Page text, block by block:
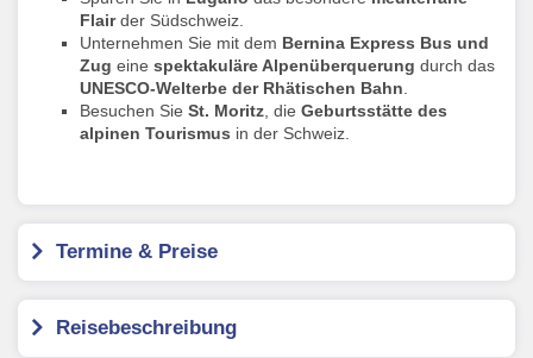
Flairder Südschweiz.
Unternehmen Sie mit dem Bernina Express Bus und
Zug eine spektakuläre Alpenüberquerung durch das
UNESCO-Welterbe der Rhätischen Bahn
Besuchen Sie St. Moritz , die Geburtsstätte des
alpinen Tourismus in der Schweiz.
Termine & Preise
Reisebeschreibung